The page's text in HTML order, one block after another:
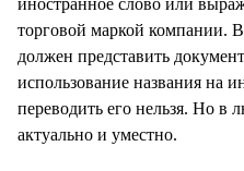
торговой маркой компании.
должен представить
использование названия на
переводить его нельзя. Но в
актуально и уместно.